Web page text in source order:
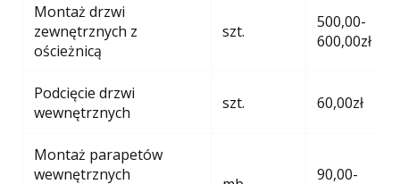
Montaż drzwi
zewnętrznych z
ościeżnicą
szt.
500,00-
600,00zł
Podcięcie drzwi
wewnętrznych
szt. 60,00zł
Montaż parapetów
wewnętrznych
90,00-